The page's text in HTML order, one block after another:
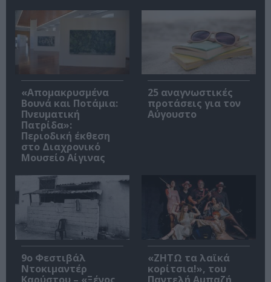
«Απομακρυσμένα
Βουνά και Ποτάμια:
Πνευματική
Πατρίδα»:
Περιοδική έκθεση
στο Διαχρονικό
Μουσείο Αίγινας
25 αναγνωστικές
προτάσεις για τον
Αύγουστο
9ο Φεστιβάλ
Ντοκιμαντέρ
Καρύστου – «Ξένος
«ΖΗΤΩ τα λαϊκά
κορίτσια!», του
Παντελή Αμπαζή